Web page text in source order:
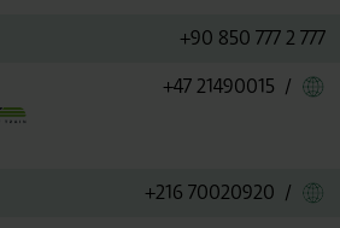
+90 850 777 2 777
+47 21490015 /
+216 70020920 /